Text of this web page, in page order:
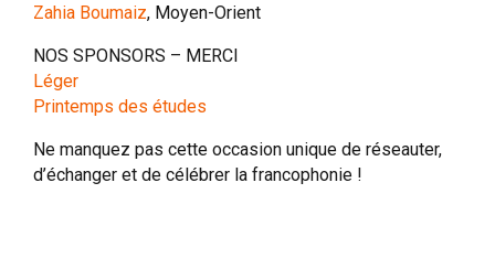
Zahia Boumaiz, Moyen-Orient
NOS SPONSORS – MERCI
Léger
Printemps des études
Ne manquez pas cette occasion unique de réseauter,
d’échanger et de célébrer la francophonie !